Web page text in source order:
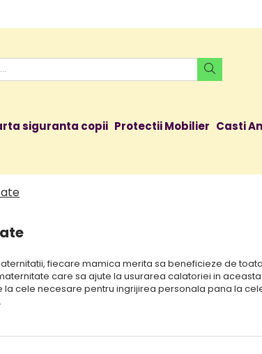
siguranta copii Protectii Mobilier Casti
fiecare mamica merita sa beneficieze de
care sa ajute la usurarea calatoriei in
la cele necesare pentru ingrijirea personala pana la